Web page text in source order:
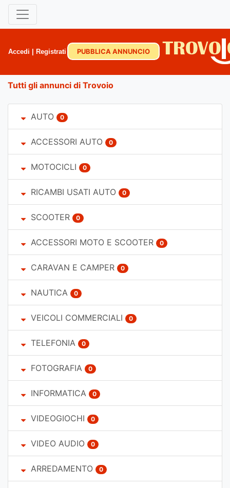
Accedi Registrati PUBBLICA ANNUNCIO
Tutti gli annunci di Trovoio
AUTO 0
ACCESSORI AUTO 0
MOTOCICLI 0
RICAMBI USATI AUTO 0
SCOOTER 0
ACCESSORI MOTO E SCOOTER 0
CARAVAN E CAMPER 0
NAUTICA 0
VEICOLI COMMERCIALI 0
TELEFONIA 0
FOTOGRAFIA 0
INFORMATICA 0
VIDEOGIOCHI 0
VIDEO AUDIO 0
ARREDAMENTO 0